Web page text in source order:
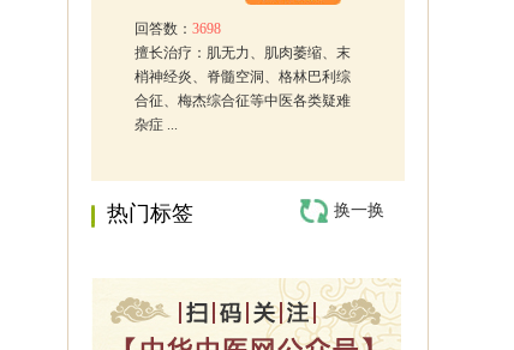
回答数： 3698
擅长治疗：肌无力、肌肉萎缩、末
梢神经炎、脊髓空洞、格林巴利综
合征、梅杰综合征等中医各类疑难
杂症 ...
热门标签 换一换